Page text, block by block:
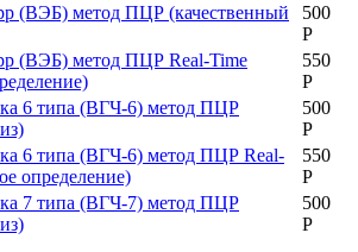
(ВЭБ) метод ПЦР (качественный
500
Р
(ВЭБ) метод ПЦР Real-Time
550
Р
6 типа (ВГЧ-6) метод ПЦР
500
Р
6 типа (ВГЧ-6) метод ПЦР Real-
определение)
550
Р
7 типа (ВГЧ-7) метод ПЦР
500
Р